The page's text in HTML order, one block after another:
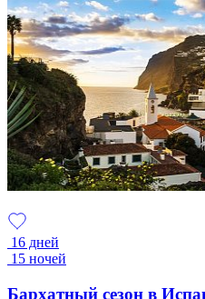
16 дней
15 ночей
Бархатный сезон в